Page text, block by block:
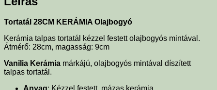
Tortatál 28CM KERÁMIA Olajbogyó
Kerámia talpas tortatál kézzel festett olajbogyós mintával.
Átmérő: 28cm, magasság: 9cm
Vanilia Kerámia márkájú, olajbogyós mintával díszített
talpas tortatál.
Anyag: Kézzel festett, mázas kerámia.